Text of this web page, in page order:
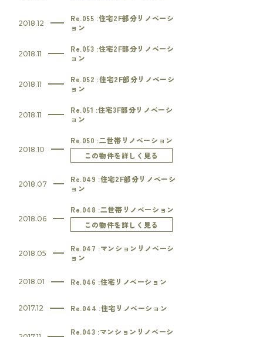
2018.12
Re.055 :住宅2F部分リノベーシ
ョン
2018.11
Re.053 :住宅2F部分リノベーシ
ョン
2018.11
Re.052 :住宅2F部分リノベーシ
ョン
2018.11
Re.051 :住宅3F部分リノベーシ
ョン
2018.10
Re.050 :二世帯リノベーション
この物件を詳しく見る
2018.07
Re.049 :住宅2F部分リノベーシ
ョン
2018.06
Re.048 :二世帯リノベーション
この物件を詳しく見る
2018.05
Re.047 :マンションリノベーシ
ョン
2018.01 Re.046 :住宅リノベーション
2017.12 Re.044 :住宅リノベーション
Re.043 :マンションリノベーシ